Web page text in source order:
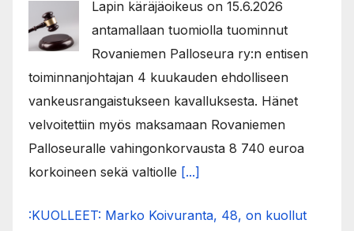
Lapin käräjäoikeus on 15.6.2026
antamallaan tuomiolla tuominnut
Rovaniemen Palloseura ry:n entisen
toiminnanjohtajan 4 kuukauden ehdolliseen
vankeusrangaistukseen kavalluksesta. Hänet
velvoitettiin myös maksamaan Rovaniemen
Palloseuralle vahingonkorvausta 8 740 euroa
korkoineen sekä valtiolle [...]
:KUOLLEET: Marko Koivuranta, 48, on kuollut